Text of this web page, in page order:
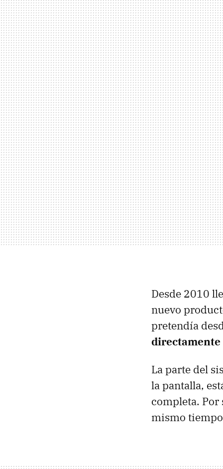
Desde 2010
nuevo
pretendía
directamente
La parte del
la pantalla,
completa. Por
mismo